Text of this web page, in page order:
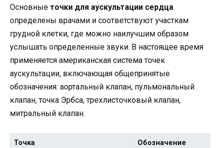
Основные точки для аускультации сердца
определены врачами и соответствуют участкам
грудной клетки, где можно наилучшим образом
услышать определенные звуки. В настоящее время
применяется американская система точек
аускультации, включающая общепринятые
обозначения: аортальный клапан, пульмональный
клапан, точка Эрбса, трехлисточковый клапан,
митральный клапан.
Точка Обозначение